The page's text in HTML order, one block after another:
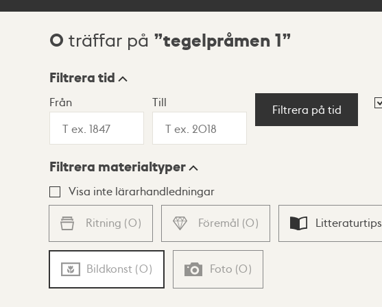
Sökresultat
0 träffar på tegelpråmen 1
Visningsläge
Lista Karta
Filtrera tid
Från Till
Filtrera på tid
Filtrera materialtyper
Visa inte lärarhandledningar
Ritning (0) Föremål (0) Litteraturtips
Bildkonst (0) Foto (0)